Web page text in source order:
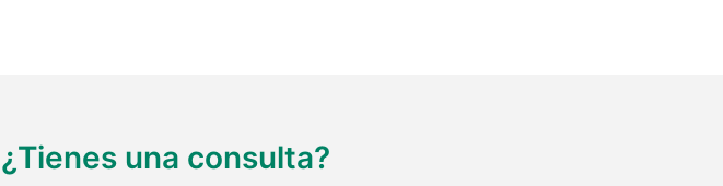
¿Tienes una consulta?